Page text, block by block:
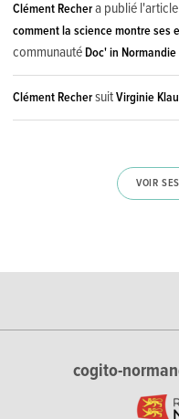
Clément Rechera publié
comment la science montre ses
communautéDoc' in Normandie
Clément RechersuitVirginie
VOIR
cogito-